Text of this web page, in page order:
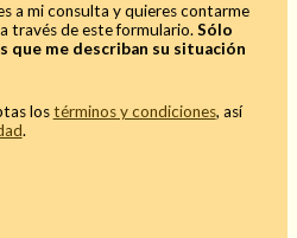
a mi consulta y quieres contarme
través de este formulario.Sólo
que me describan su situación
lostérminos y condiciones, así
.